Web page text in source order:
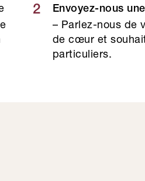
2 Envoyez-nous
– Parlez-nous de
de cœur et
particuliers.